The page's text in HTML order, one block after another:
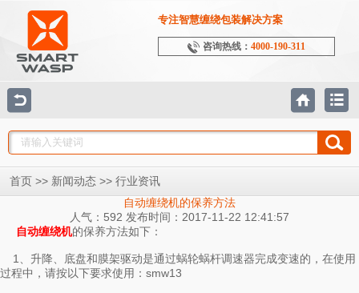
专注智慧缠绕包装解决方案
咨询热线： 4000-190-311
首页 >> 新闻动态 >> 行业资讯
自动缠绕机的保养方法
人气：592 发布时间：2017-11-22 12:41:57
自动缠绕机的保养方法如下：
1、升降、底盘和膜架驱动是通过蜗轮蜗杆调速器完成变速的，在使用
过程中，请按以下要求使用：smw13